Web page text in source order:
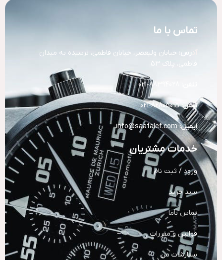
تماس با ما
رس: خیابان ولیعصر، خیابان فاطمی، نرسیده به میدان
فاطمی، پلاک 53
تلفن:82805015-021
ایمیل: info@saatalef.com
خدمات مشتریان
ورود / ثبت نام
سبد خرید
تماس باما
قوانین و مقررات
سفارشات من